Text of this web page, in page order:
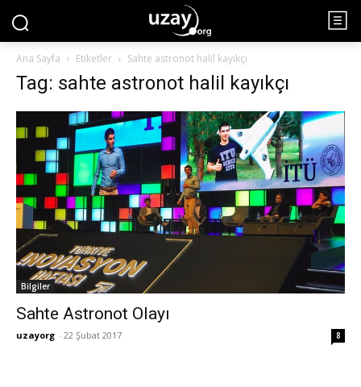
Ana Sayfa Etiketler Sahte astronot halil kayıkçı
Tag: sahte astronot halil kayıkçı
Bilgiler
Sahte Astronot Olayı
uzayorg - 22 Şubat 2017 8